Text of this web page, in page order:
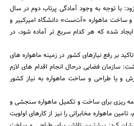
با توجه به وجود آمادگی پرتاب دوم در سال
و ساخت ماهواره «آت‌ست» دانشگاه امیرکبیر و
شده که هر کدام سریع تر آماده شود، در
بر رفع نیازهای کشور در زمینه ماهواره های
سازمان فضایی درحال انجام اقدام های لازم
و یا طراحی و ساخت ماهواره به نیاز کشور
ریزی برای ساخت و تکمیل ماهواره سنجشی و
ماهواره مخابراتی را نیز از کارهای اولویت